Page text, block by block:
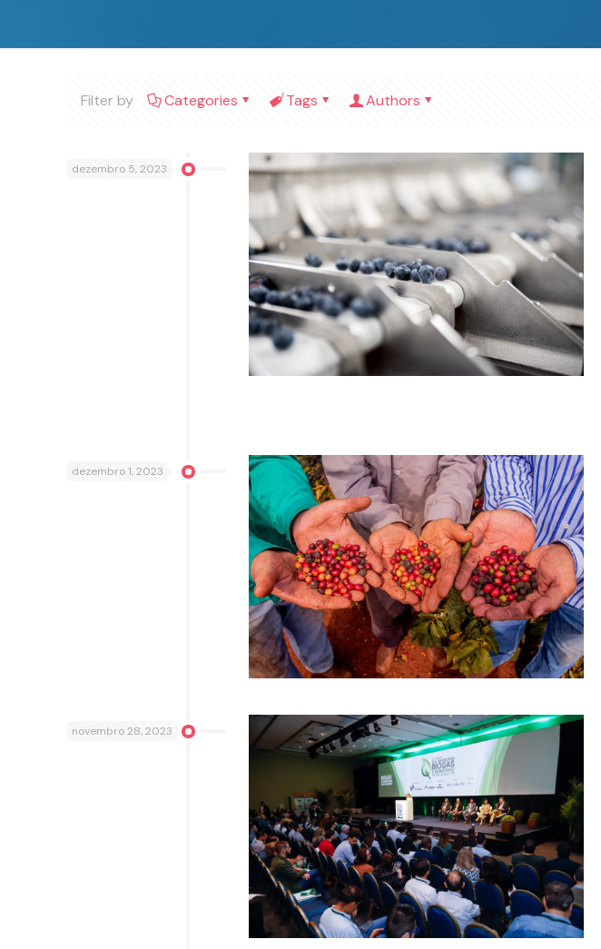
Filter by Categories Tags Authors
dezembro 5, 2023
dezembro 1, 2023
novembro 28, 2023